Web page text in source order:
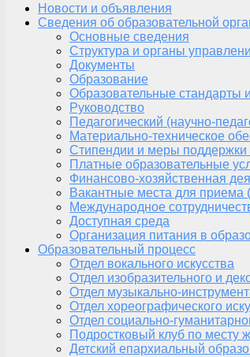
Новости и объявления
Сведения об образовательной
Основные сведения
Структура и органы
Документы
Образование
Образовательные стандарты
Руководство
Педагогический (научно-
Материально-техническое
Стипендии и меры
Платные образовательные
Финансово-хозяйственная
Вакантные места для приема
Международное
Доступная среда
Организация питания в
Образовательный процесс
Отдел вокального искусства
Отдел изобразительного и
Отдел музыкально-
Отдел хореографического
Отдел социально-
Подростковый клуб по месту
Детский епархиальный